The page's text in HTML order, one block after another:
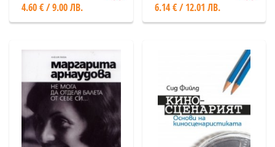
4.60 € / 9.00 ЛВ. 6.14 € / 12.01 ЛВ.